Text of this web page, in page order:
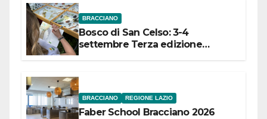
BRACCIANO
Bosco di San Celso: 3-4
settembre Terza edizione
BRACCIANO REGIONE LAZIO
Faber School Bracciano 2026